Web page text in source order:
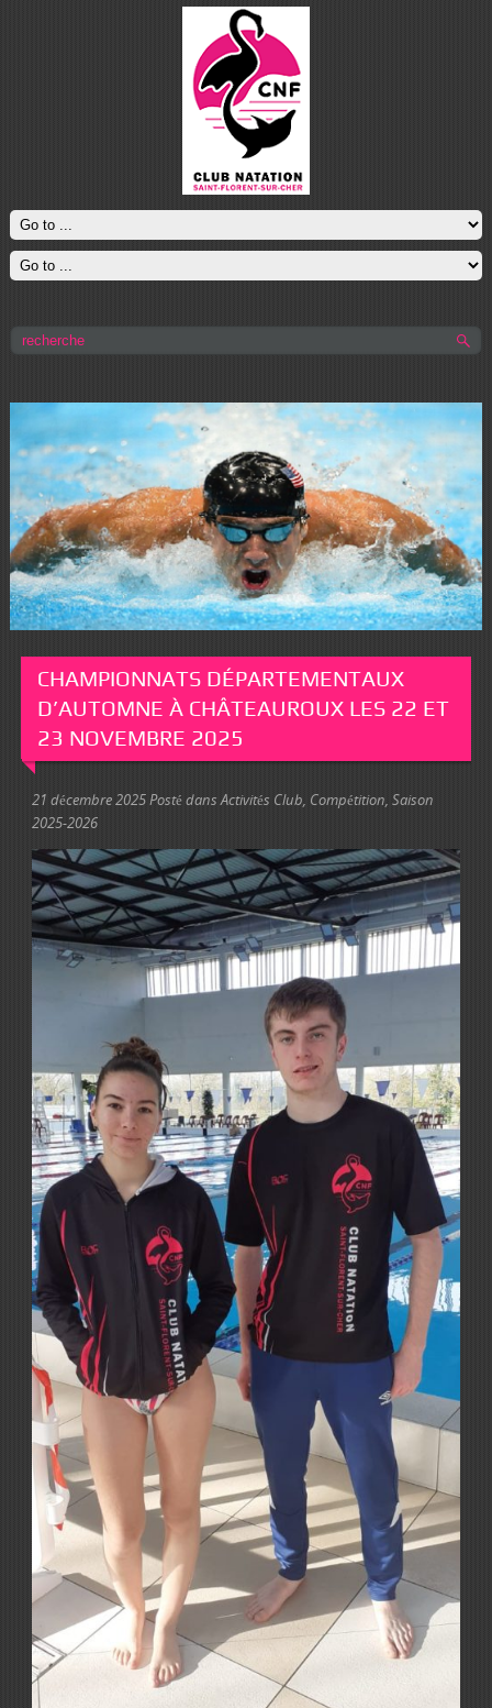
CHAMPIONNATS DÉPARTEMENTAUX
D’AUTOMNE À CHÂTEAUROUX LES 22 ET
23 NOVEMBRE 2025
21 décembre 2025Posté dansActivités Club, Compétition, Saison
2025-2026